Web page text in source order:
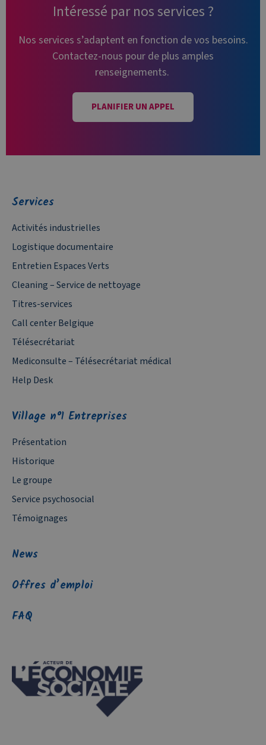
Intéressé par nos services ?
Nos services s’adaptent en fonction de vos besoins.
Contactez-nous pour de plus amples
renseignements.
PLANIFIER UN APPEL
Services
Activités industrielles
Logistique documentaire
Entretien Espaces Verts
Cleaning – Service de nettoyage
Titres-services
Call center Belgique
Télésecrétariat
Mediconsulte – Télésecrétariat médical
Help Desk
Village n°1 Entreprises
Présentation
Historique
Le groupe
Service psychosocial
Témoignages
News
Offres d’emploi
FAQ